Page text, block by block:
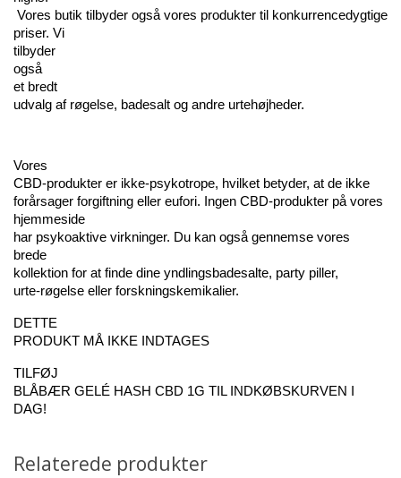
Vores butik tilbyder også vores produkter til konkurrencedygtige
priser. Vi
tilbyder
også
et bredt
udvalg af røgelse, badesalt og andre urtehøjheder.
Vores
CBD-produkter er ikke-psykotrope, hvilket betyder, at de ikke
forårsager forgiftning eller eufori. Ingen CBD-produkter på vores
hjemmeside
har psykoaktive virkninger. Du kan også gennemse vores
brede
kollektion for at finde dine yndlingsbadesalte, party piller,
urte-røgelse eller forskningskemikalier.
DETTE
PRODUKT MÅ IKKE INDTAGES
TILFØJ
BLÅBÆR GELÉ HASH CBD 1G TIL INDKØBSKURVEN I
DAG!
Relaterede produkter